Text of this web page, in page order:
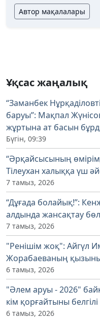
Автор мақалалары
Ұқсас жаңалық
“Заманбек
баруы”: Мақпал
жұртына ат басын
Бүгін, 09:39
“Әрқайсысының
Тілеухан халыққа үш
7 тамыз, 2026
“Дұғада болайық!”:
алдында жансақтау
7 тамыз, 2026
"Ренішім жоқ": Айгүл
Жорабаеваның
6 тамыз, 2026
"Әлем аруы - 2026"
кім қорғайтыны
6 тамыз, 2026